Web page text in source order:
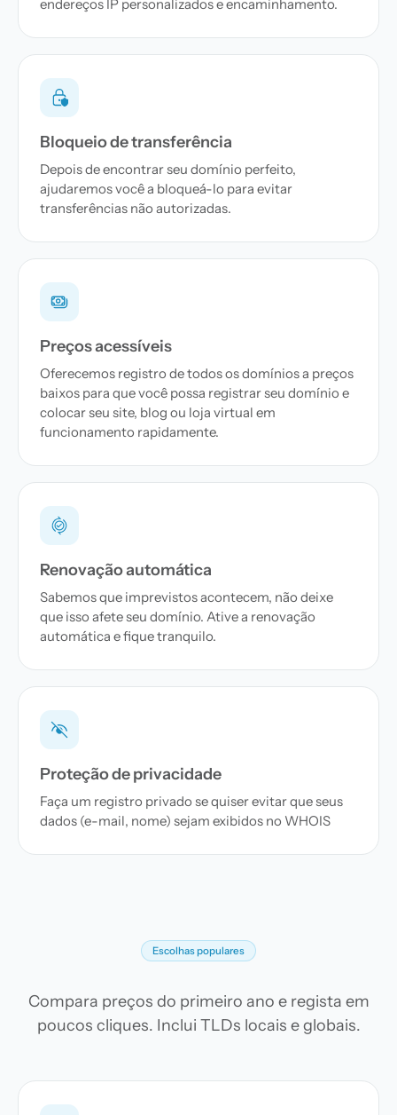
endereços IP personalizados e encaminhamento.
Bloqueio de transferência
Depois de encontrar seu domínio perfeito,
ajudaremos você a bloqueá-lo para evitar
transferências não autorizadas.
Preços acessíveis
Oferecemos registro de todos os domínios a preços
baixos para que você possa registrar seu domínio e
colocar seu site, blog ou loja virtual em
funcionamento rapidamente.
Renovação automática
Sabemos que imprevistos acontecem, não deixe
que isso afete seu domínio. Ative a renovação
automática e fique tranquilo.
Proteção de privacidade
Faça um registro privado se quiser evitar que seus
dados (e-mail, nome) sejam exibidos no WHOIS
Escolhas populares
Compara preços do primeiro ano e regista em
poucos cliques. Inclui TLDs locais e globais.